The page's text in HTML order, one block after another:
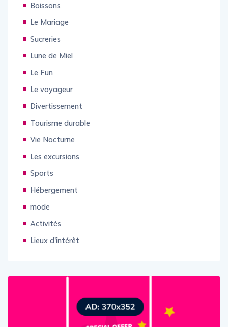
Boissons
Le Mariage
Sucreries
Lune de Miel
Le Fun
Le voyageur
Divertissement
Tourisme durable
Vie Nocturne
Les excursions
Sports
Hébergement
mode
Activités
Lieux d'intérêt